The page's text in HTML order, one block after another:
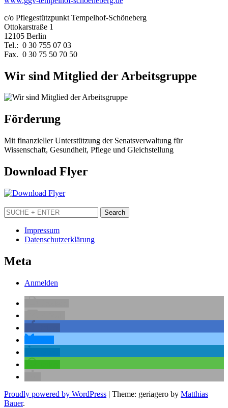
c/o Pflegestützpunkt Tempelhof-Schöneberg
Ottokarstraße 1
12105 Berlin
Tel.: 0 30 755 07 03
Fax. 0 30 75 50 70 50
Wir sind Mitglied der Arbeitsgruppe
Förderung
Mit finanzieller Unterstützung der Senatsverwaltung für
Wissenschaft, Gesundheit, Pflege und Gleichstellung
Download Flyer
Impressum
Datenschutzerklärung
Meta
Anmelden
Proudly powered by WordPress | Theme: geriagero by Matthias
Bauer.